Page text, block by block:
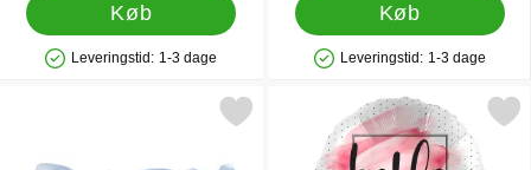
Køb
Produkttilgængelighed: På lager
Leveringstid: 1-3 dage
Køb
Produkttilgængelighed: På lager
Leveringstid: 1-3 dage
Markér ballonguirlande Baby Pastel Blå som favorit
Markér hello Baby Ballon